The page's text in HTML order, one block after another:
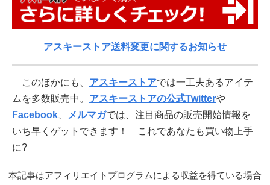
アスキーストア送料変更に関するお知らせ
このほかにも、 アスキーストアでは一工夫あるアイテ
ムを多数販売中。 アスキーストアの公式Twitterや
Facebook
メルマガでは、注目商品の販売開始情報を
いち早くゲットできます！ これであなたも買い物上手
に?
本記事はアフィリエイトプログラムによる収益を得ている場合